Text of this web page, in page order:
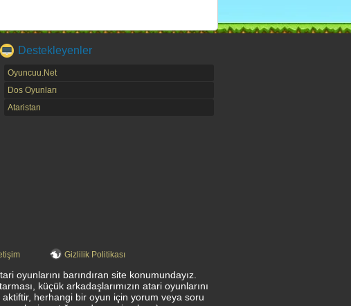
Destekleyenler
Oyuncuu.Net
Dos Oyunları
Ataristan
Gizlilik Politikası
oyunlarını barındıran site konumundayız.
küçük arkadaşlarımızın atari oyunlarını
aktiftir, herhangi bir oyun için yorum veya soru